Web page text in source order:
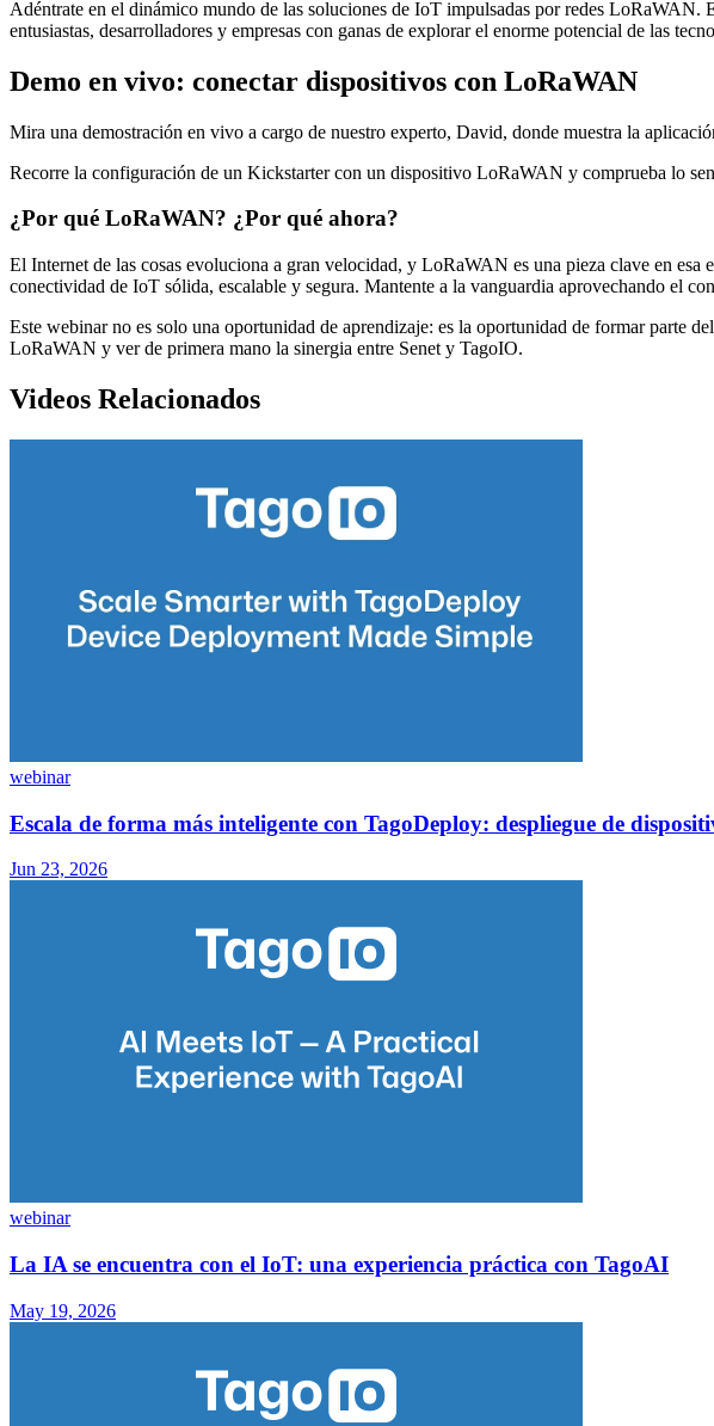
Adéntrate en el dinámico mundo de las soluciones de IoT impulsadas por redes
entusiastas, desarrolladores y empresas con ganas de explorar el enorme potencial de las
Demo en vivo: conectar dispositivos con LoRaWAN
Mira una demostración en vivo a cargo de nuestro experto, David, donde muestra la
Recorre la configuración de un Kickstarter con un dispositivo LoRaWAN y comprueba lo
¿Por qué LoRaWAN? ¿Por qué ahora?
El Internet de las cosas evoluciona a gran velocidad, y LoRaWAN es una pieza clave en
conectividad de IoT sólida, escalable y segura. Mantente a la vanguardia aprovechando el
Este webinar no es solo una oportunidad de aprendizaje: es la oportunidad de formar parte
LoRaWAN y ver de primera mano la sinergia entre Senet y TagoIO.
Videos Relacionados
webinar
Escala de forma más inteligente con TagoDeploy: despliegue de
Jun 23, 2026
webinar
La IA se encuentra con el IoT: una experiencia práctica con TagoAI
May 19, 2026